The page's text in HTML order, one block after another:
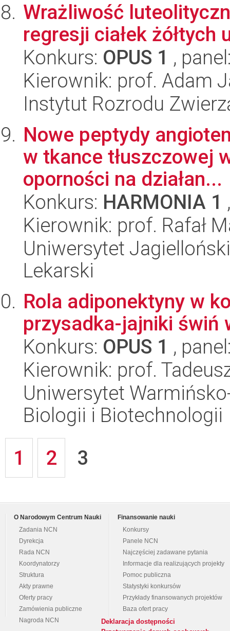
Wrażliwość
regresji ciałek żółtych
Konkurs: OPUS 1 ,
Kierownik: prof. Adam
Instytut Rozrodu
Nowe peptydy
w tkance tłuszczowej
oporności na działan...
Konkurs: HARMONIA 1
Kierownik: prof. Rafał
Uniwersytet
Lekarski
Rola adiponektyny w
przysadka-jajniki świń
Konkurs: OPUS 1 ,
Kierownik: prof.
Uniwersytet
Biologii i Biotechnologii
1
2 3
O Narodowym Centrum Nauki
Zadania NCN
Dyrekcja
Rada NCN
Koordynatorzy
Struktura
Akty prawne
Oferty pracy
Zamówienia publiczne
Nagroda NCN
Finansowanie nauki
Konkursy
Panele NCN
Najczęściej zadawane pytania
Informacje dla realizujących projekty
Pomoc publiczna
Statystyki konkursów
Przykłady finansowanych projektów
Baza ofert pracy
Deklaracja dostępności